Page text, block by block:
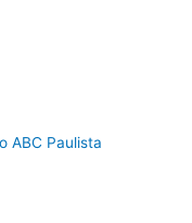
ABC Paulista